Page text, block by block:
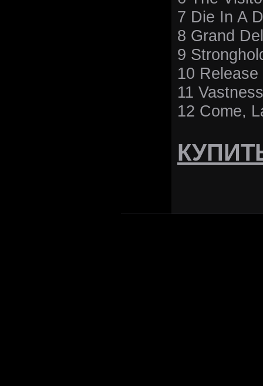
7 Die In A
8 Grand
9
10
11
12 Come,